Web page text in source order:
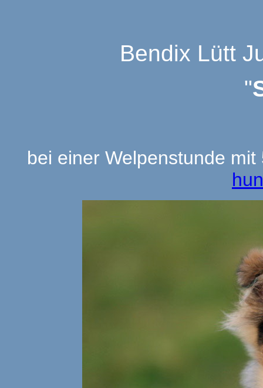
Bendix Lütt
"
bei einer Welpenstunde